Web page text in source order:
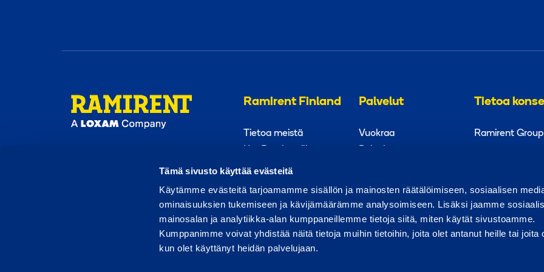
Tämä sivusto käyttää evästeitä
Käytämme evästeitä tarjoamamme sisällön ja mainosten räätälöimiseen, sosiaalisen
ominaisuuksien tukemiseen ja kävijämäärämme analysoimiseen. Lisäksi jaamme
mainosalan ja analytiikka-alan kumppaneillemme tietoja siitä, miten käytät sivustoamme.
Kumppanimme voivat yhdistää näitä tietoja muihin tietoihin, joita olet antanut heille tai joita
kun olet käyttänyt heidän palvelujaan.
Ramirent Finland
Tietoa meistä
Palvelut
Vuokraa
Tietoa
Ramirent Group
Käyttöehdot Tietosuoja Raportoi väärinkäytöksestä Raportoi tietoturvaongelmasta